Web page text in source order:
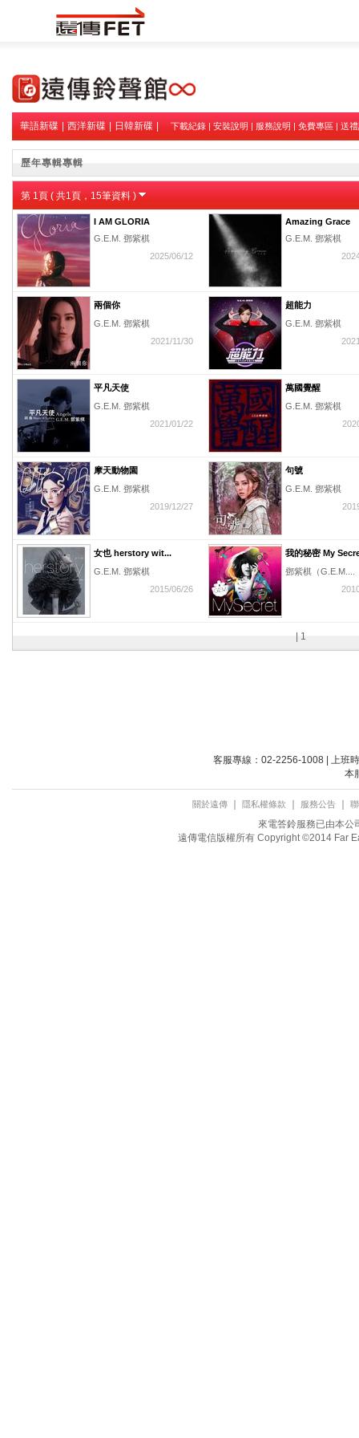
華語新碟 西洋新碟 日韓新碟 下載紀錄 | 安裝說明 | 服務說明 | 免費專區 | 送
歷年專輯專輯
第 1頁 ( 共1頁， 15筆資料 )
I AM GLORIA
G.E.M. 鄧紫棋
2025/06/12
Amazing Grace
G.E.M. 鄧紫棋
兩個你
G.E.M. 鄧紫棋
2021/11/30
超能力
G.E.M. 鄧紫棋
平凡天使
G.E.M. 鄧紫棋
2021/01/22
萬國覺醒
G.E.M. 鄧紫棋
摩天動物園
G.E.M. 鄧紫棋
2019/12/27
句號
G.E.M. 鄧紫棋
女也 herstory wit...
G.E.M. 鄧紫棋
2015/06/26
我的秘密 My
鄧紫棋（G.E.M....
1
客服專線：02-2256-1008 | 上班
本
關於遠傳｜ 隱私權條款 服務公告｜
來電答鈴服務已由本公
遠傳電信版權所有 Copyright ©2014 Far